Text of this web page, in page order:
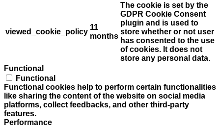
viewed_cookie_policy
11
months
The cookie is set by the
GDPR Cookie Consent
plugin and is used to
store whether or not user
has consented to the use
of cookies. It does not
store any personal data.
Functional
Functional
Functional cookies help to perform certain functionalities
like sharing the content of the website on social media
platforms, collect feedbacks, and other third-party
features.
Performance